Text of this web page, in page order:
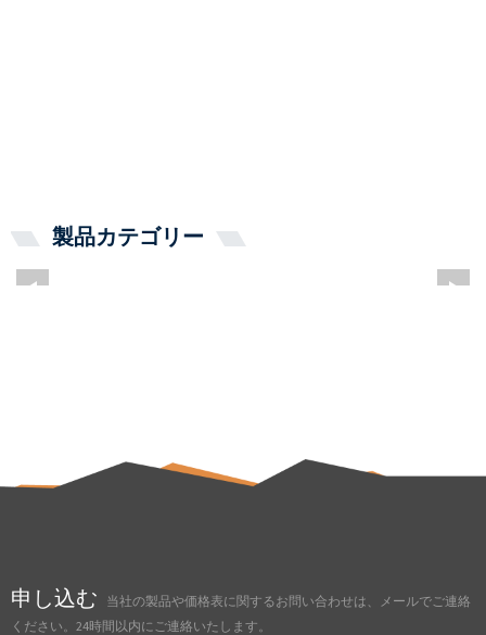
製品カテゴリー
申し込む
当社の製品や価格表に関するお問い合わせは、メールでご連絡
ください。24時間以内にご連絡いたします。